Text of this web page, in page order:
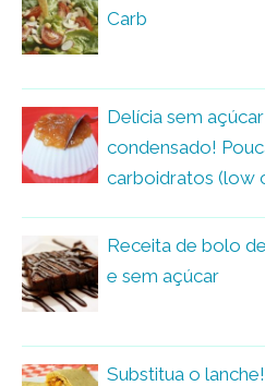
Carb
Delícia sem
condensado!
carboidratos (low
Receita de bolo
e sem açúcar
Substitua o